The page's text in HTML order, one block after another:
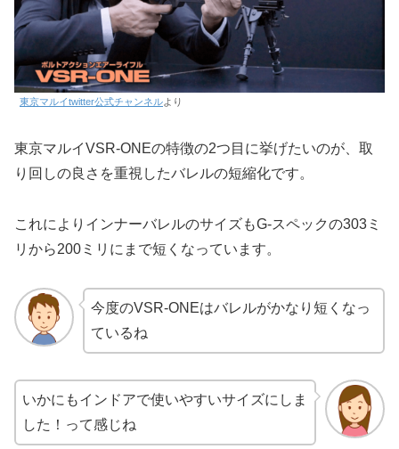
東京マルイtwitter公式チャンネルより
東京マルイVSR-ONEの特徴の2つ目に挙げたいのが、取
り回しの良さを重視したバレルの短縮化です。
これによりインナーバレルのサイズもG-スペックの303ミ
リから200ミリにまで短くなっています。
今度のVSR-ONEはバレルがかなり短くなっ
ているね
いかにもインドアで使いやすいサイズにしま
した！って感じね